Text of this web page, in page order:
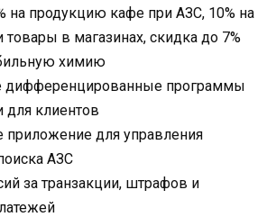
на продукцию кафе при АЗС, 10% на
товары в магазинах, скидка до 7%
химию
дифференцированные программы
для клиентов
приложение для управления
АЗС
за транзакции, штрафов и